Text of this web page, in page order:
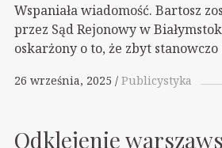
Wspaniała wiadomość. Bartosz
przez Sąd Rejonowy w
oskarżony o to, że zbyt
26 września, 2025 Publicystyka
Odklejenie